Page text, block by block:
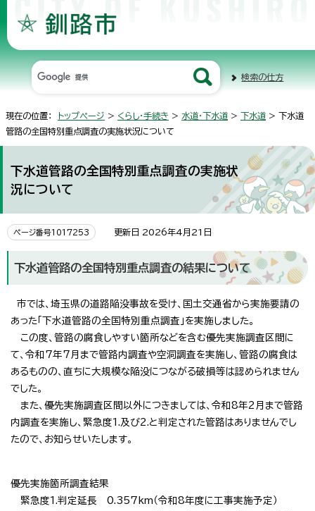
検索の仕方
現在の位置： トップページ > くらし・手続き > 水道・下水道 > 下水道 > 下水道
管路の全国特別重点調査の実施状況について
下水道管路の全国特別重点調査の実施状
況について
ページ番号1017253 更新日 2026年4月21日
下水道管路の全国特別重点調査の結果について
市では、埼玉県の道路陥没事故を受け、国土交通省から実施要請の
あった「下水道管路の全国特別重点調査」を実施しました。
この度、管路の腐食しやすい箇所などを含む優先実施調査区間に
て、令和7年7月まで管路内調査や空洞調査を実施し、管路の腐食は
あるものの、直ちに大規模な陥没につながる破損等は認められません
でした。
また、優先実施調査区間以外につきましては、令和8年2月まで管路
内調査を実施し、緊急度1.及び2.と判定された管路はありませんでし
たので、お知らせいたします。
優先実施箇所調査結果
緊急度1.判定延長 0.357km（令和8年度に工事実施予定）